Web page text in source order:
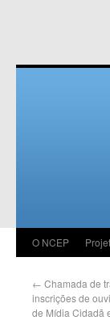
O NCEP
← Chamada de
inscrições de
de Mídia Cidadã